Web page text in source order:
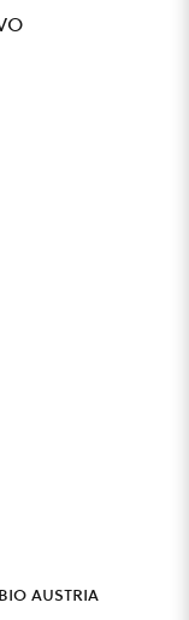
bio austria